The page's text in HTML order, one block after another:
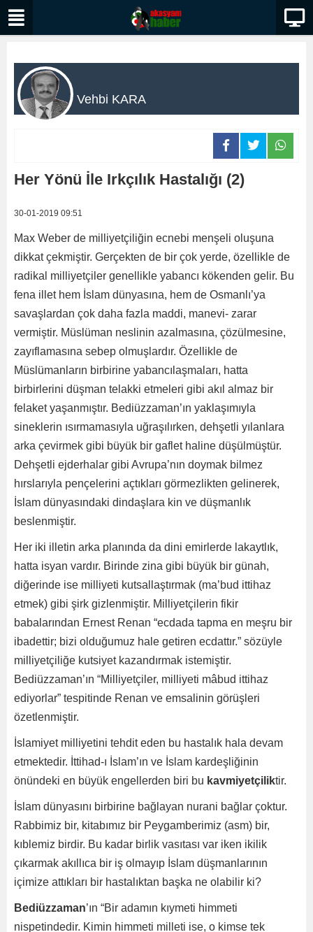
Vehbi KARA
Her Yönü İle Irkçılık Hastalığı (2)
30-01-2019 09:51
Max Weber de milliyetçiliğin ecnebi menşeli oluşuna
dikkat çekmiştir. Gerçekten de bir çok yerde, özellikle de
radikal milliyetçiler genellikle yabancı kökenden gelir. Bu
fena illet hem İslam dünyasına, hem de Osmanlı’ya
savaşlardan çok daha fazla maddi, manevi- zarar
vermiştir. Müslüman neslinin azalmasına, çözülmesine,
zayıflamasına sebep olmuşlardır. Özellikle de
Müslümanların birbirine yabancılaşmaları, hatta
birbirlerini düşman telakki etmeleri gibi akıl almaz bir
felaket yaşanmıştır. Bediüzzaman’ın yaklaşımıyla
sineklerin ısırmamasıyla uğraşılırken, dehşetli yılanlara
arka çevirmek gibi büyük bir gaflet haline düşülmüştür.
Dehşetli ejderhalar gibi Avrupa’nın doymak bilmez
hırslarıyla pençelerini açtıkları görmezlikten gelinerek,
İslam dünyasındaki dindaşlara kin ve düşmanlık
beslenmiştir.
Her iki illetin arka planında da dini emirlerde lakaytlık,
hatta isyan vardır. Birinde zina gibi büyük bir günah,
diğerinde ise milliyeti kutsallaştırmak (ma’bud ittihaz
etmek) gibi şirk gizlenmiştir. Milliyetçilerin fikir
babalarından Ernest Renan “ecdada tapma en meşru bir
ibadettir; bizi olduğumuz hale getiren ecdattır.” sözüyle
milliyetçiliğe kutsiyet kazandırmak istemiştir.
Bediüzzaman’ın “Milliyetçiler, milliyeti mâbud ittihaz
ediyorlar” tespitinde Renan ve emsalinin görüşleri
özetlenmiştir.
İslamiyet milliyetini tehdit eden bu hastalık hala devam
etmektedir. İttihad-ı İslam’ın ve İslam kardeşliğinin
önündeki en büyük engellerden biri bu kavmiyetçiliktir.
İslam dünyasını birbirine bağlayan nurani bağlar çoktur.
Rabbimiz bir, kitabımız bir Peygamberimiz (asm) bir,
kıblemiz birdir. Bu kadar birlik vasıtası var iken ikilik
çıkarmak akıllıca bir iş olmayıp İslam düşmanlarının
içimize attıkları bir hastalıktan başka ne olabilir ki?
Bediüzzaman’ın “Bir adamın kıymeti himmeti
nispetindedir. Kimin himmeti milleti ise, o kimse tek